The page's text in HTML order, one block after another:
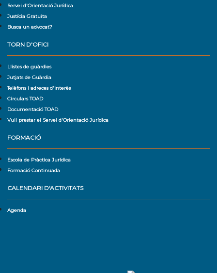
Servei d'Orientació Jurídica
Justícia Gratuïta
Busca un advocat?
TORN D'OFICI
Llistes de guàrdies
Jutjats de Guàrdia
Telèfons i adreces d'interès
Circulars TOAD
Documentació TOAD
Vull prestar el Servei d'Orientació Jurídica
FORMACIÓ
Escola de Pràctica Jurídica
Formació Continuada
CALENDARI D'ACTIVITATS
Agenda